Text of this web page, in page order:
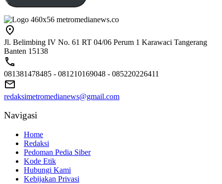
Jl. Belimbing IV No. 61 RT 04/06 Perum 1 Karawaci Tangerang
Banten 15138
081381478485 - 081210169048 - 085220226411
redaksimetromedianews@gmail.com
Navigasi
Home
Redaksi
Pedoman Pedia Siber
Kode Etik
Hubungi Kami
Kebijakan Privasi